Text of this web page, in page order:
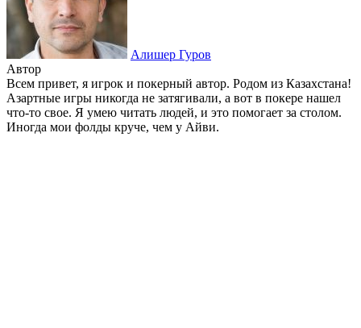
Алишер Гуров
Автор
Всем привет, я игрок и покерный автор. Родом из Казахстана!
Азартные игры никогда не затягивали, а вот в покере нашел
что-то свое. Я умею читать людей, и это помогает за столом.
Иногда мои фолды круче, чем у Айви.